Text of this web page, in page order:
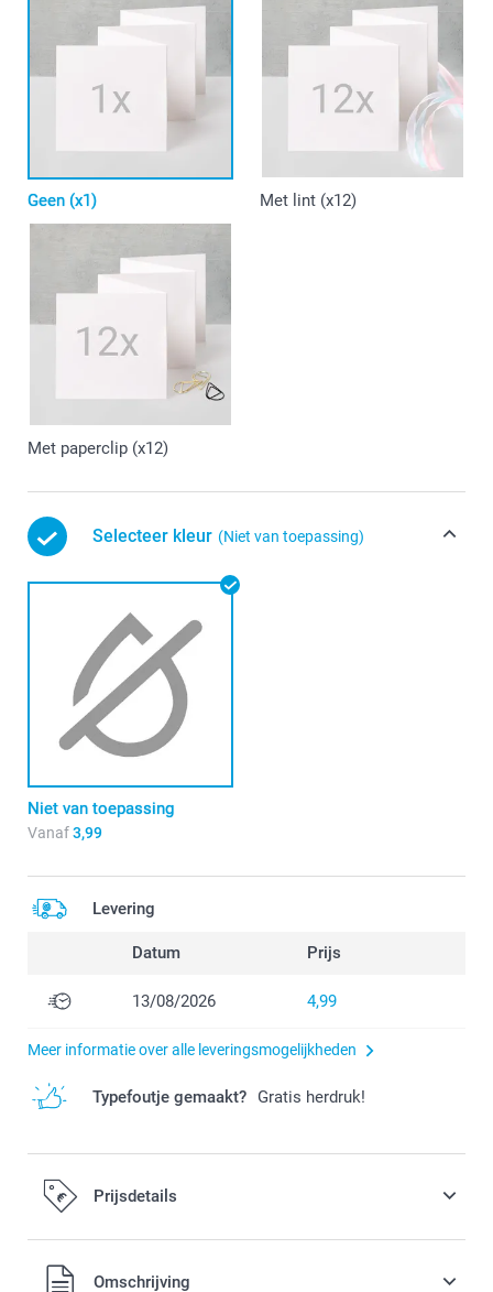
Geen (x1) Met lint (x12)
Met paperclip (x12)
Selecteer kleur (Niet van toepassing)
Niet van toepassing
Vanaf3,99
Levering
Datum Prijs
13/08/2026 4,99
Meer informatie over alle leveringsmogelijkheden
Typefoutje gemaakt? Gratis herdruk!
Prijsdetails
Omschrijving